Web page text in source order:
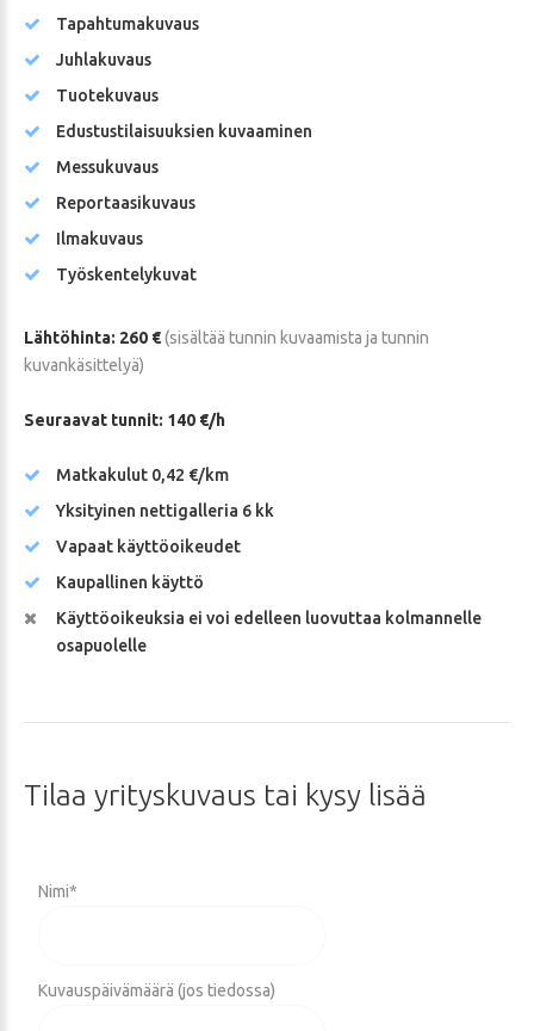
Tapahtumakuvaus
Juhlakuvaus
Tuotekuvaus
Edustustilaisuuksien kuvaaminen
Messukuvaus
Reportaasikuvaus
Ilmakuvaus
Työskentelykuvat
Lähtöhinta: 260 €(sisältää tunnin kuvaamista ja tunnin
kuvankäsittelyä)
Seuraavat tunnit: 140 €/h
Matkakulut 0,42 €/km
Yksityinen nettigalleria 6 kk
Vapaat käyttöoikeudet
Kaupallinen käyttö
Käyttöoikeuksia ei voi edelleen luovuttaa kolmannelle
osapuolelle
Tilaa yrityskuvaus tai kysy lisää
Nimi*
Kuvauspäivämäärä (jos tiedossa)